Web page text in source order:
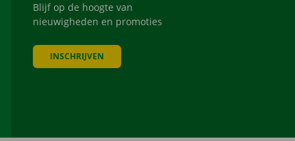
Blijf op de hoogte van
nieuwigheden en promoties
INSCHRIJVEN